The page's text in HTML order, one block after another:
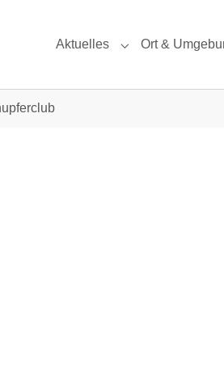
Aktuelles
Submenu for
Ort &